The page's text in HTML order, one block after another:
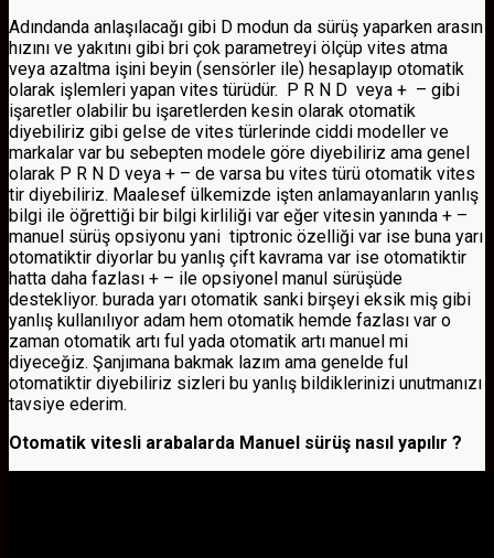
Adındanda anlaşılacağı gibi D modun da sürüş yaparken arasın
hızını ve yakıtını gibi bri çok parametreyi ölçüp vites atma
veya azaltma işini beyin (sensörler ile) hesaplayıp otomatik
olarak işlemleri yapan vites türüdür. P R N D veya + – gibi
işaretler olabilir bu işaretlerden kesin olarak otomatik
diyebiliriz gibi gelse de vites türlerinde ciddi modeller ve
markalar var bu sebepten modele göre diyebiliriz ama genel
olarak P R N D veya + – de varsa bu vites türü otomatik vites
tir diyebiliriz. Maalesef ülkemizde işten anlamayanların yanlış
bilgi ile öğrettiği bir bilgi kirliliği var eğer vitesin yanında + –
manuel sürüş opsiyonu yani tiptronic özelliği var ise buna yarı
otomatiktir diyorlar bu yanlış çift kavrama var ise otomatiktir
hatta daha fazlası + – ile opsiyonel manul sürüşüde
destekliyor. burada yarı otomatik sanki birşeyi eksik miş gibi
yanlış kullanılıyor adam hem otomatik hemde fazlası var o
zaman otomatik artı ful yada otomatik artı manuel mi
diyeceğiz. Şanjımana bakmak lazım ama genelde ful
otomatiktir diyebiliriz sizleri bu yanlış bildiklerinizi unutmanızı
tavsiye ederim.
Otomatik vitesli arabalarda Manuel sürüş nasıl yapılır ?